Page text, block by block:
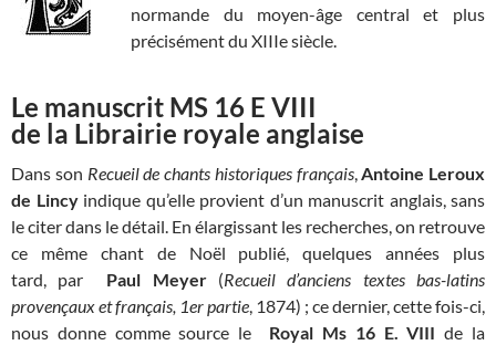
normande du moyen-âge central et plus
précisément du XIIIe siècle.
Le manuscrit MS 16 E VIII
de la Librairie royale anglaise
Dans son Recueil de chants historiques français,Antoine Leroux
de Lincyindique qu’elle provient d’un manuscrit anglais, sans
le citer dans le détail. En élargissant les recherches, on retrouve
ce même chant de Noël publié, quelques années plus
tard, par Paul Meyer(Recueil d’anciens textes bas-latins
provençaux et français, 1er partie, 1874) ; ce dernier, cette fois-ci,
nous donne comme source le Royal Ms 16 E. VIII de la